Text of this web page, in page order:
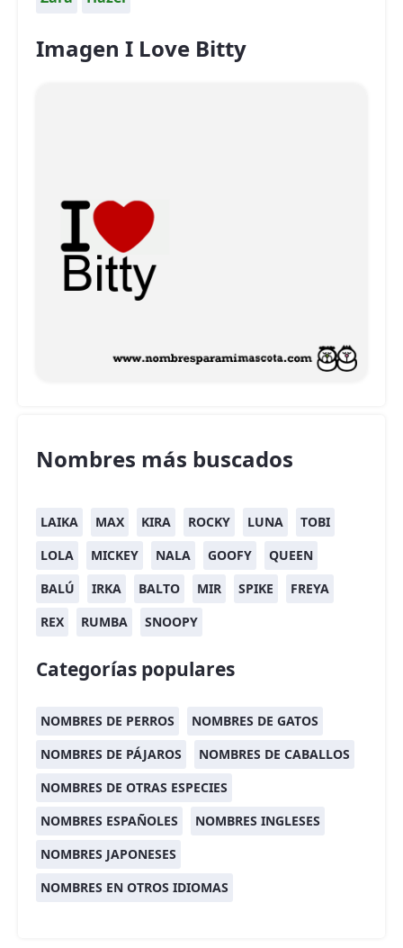
Imagen I Love Bitty
Nombres más buscados
LAIKA MAX KIRA ROCKY LUNA
TOBI
LOLA
MICKEY NALA GOOFY
QUEEN
BALÚ
IRKA BALTO MIR SPIKE
FREYA
REX
RUMBA SNOOPY
Categorías populares
NOMBRES DE PERROS
NOMBRES DE GATOS
NOMBRES DE PÁJAROS
NOMBRES DE CABALLOS
NOMBRES DE OTRAS ESPECIES
NOMBRES ESPAÑOLES
NOMBRES INGLESES
NOMBRES JAPONESES
NOMBRES EN OTROS IDIOMAS